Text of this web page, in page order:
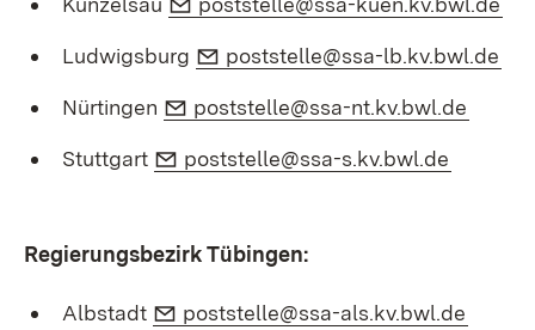
Ludwigsburg E-Mail:
poststelle@ssa-lb.kv.bwl.de
Nürtingen E-Mail:
poststelle@ssa-nt.kv.bwl.de
Stuttgart E-Mail:
poststelle@ssa-s.kv.bwl.de
Regierungsbezirk Tübingen:
Albstadt E-Mail:
poststelle@ssa-als.kv.bwl.de